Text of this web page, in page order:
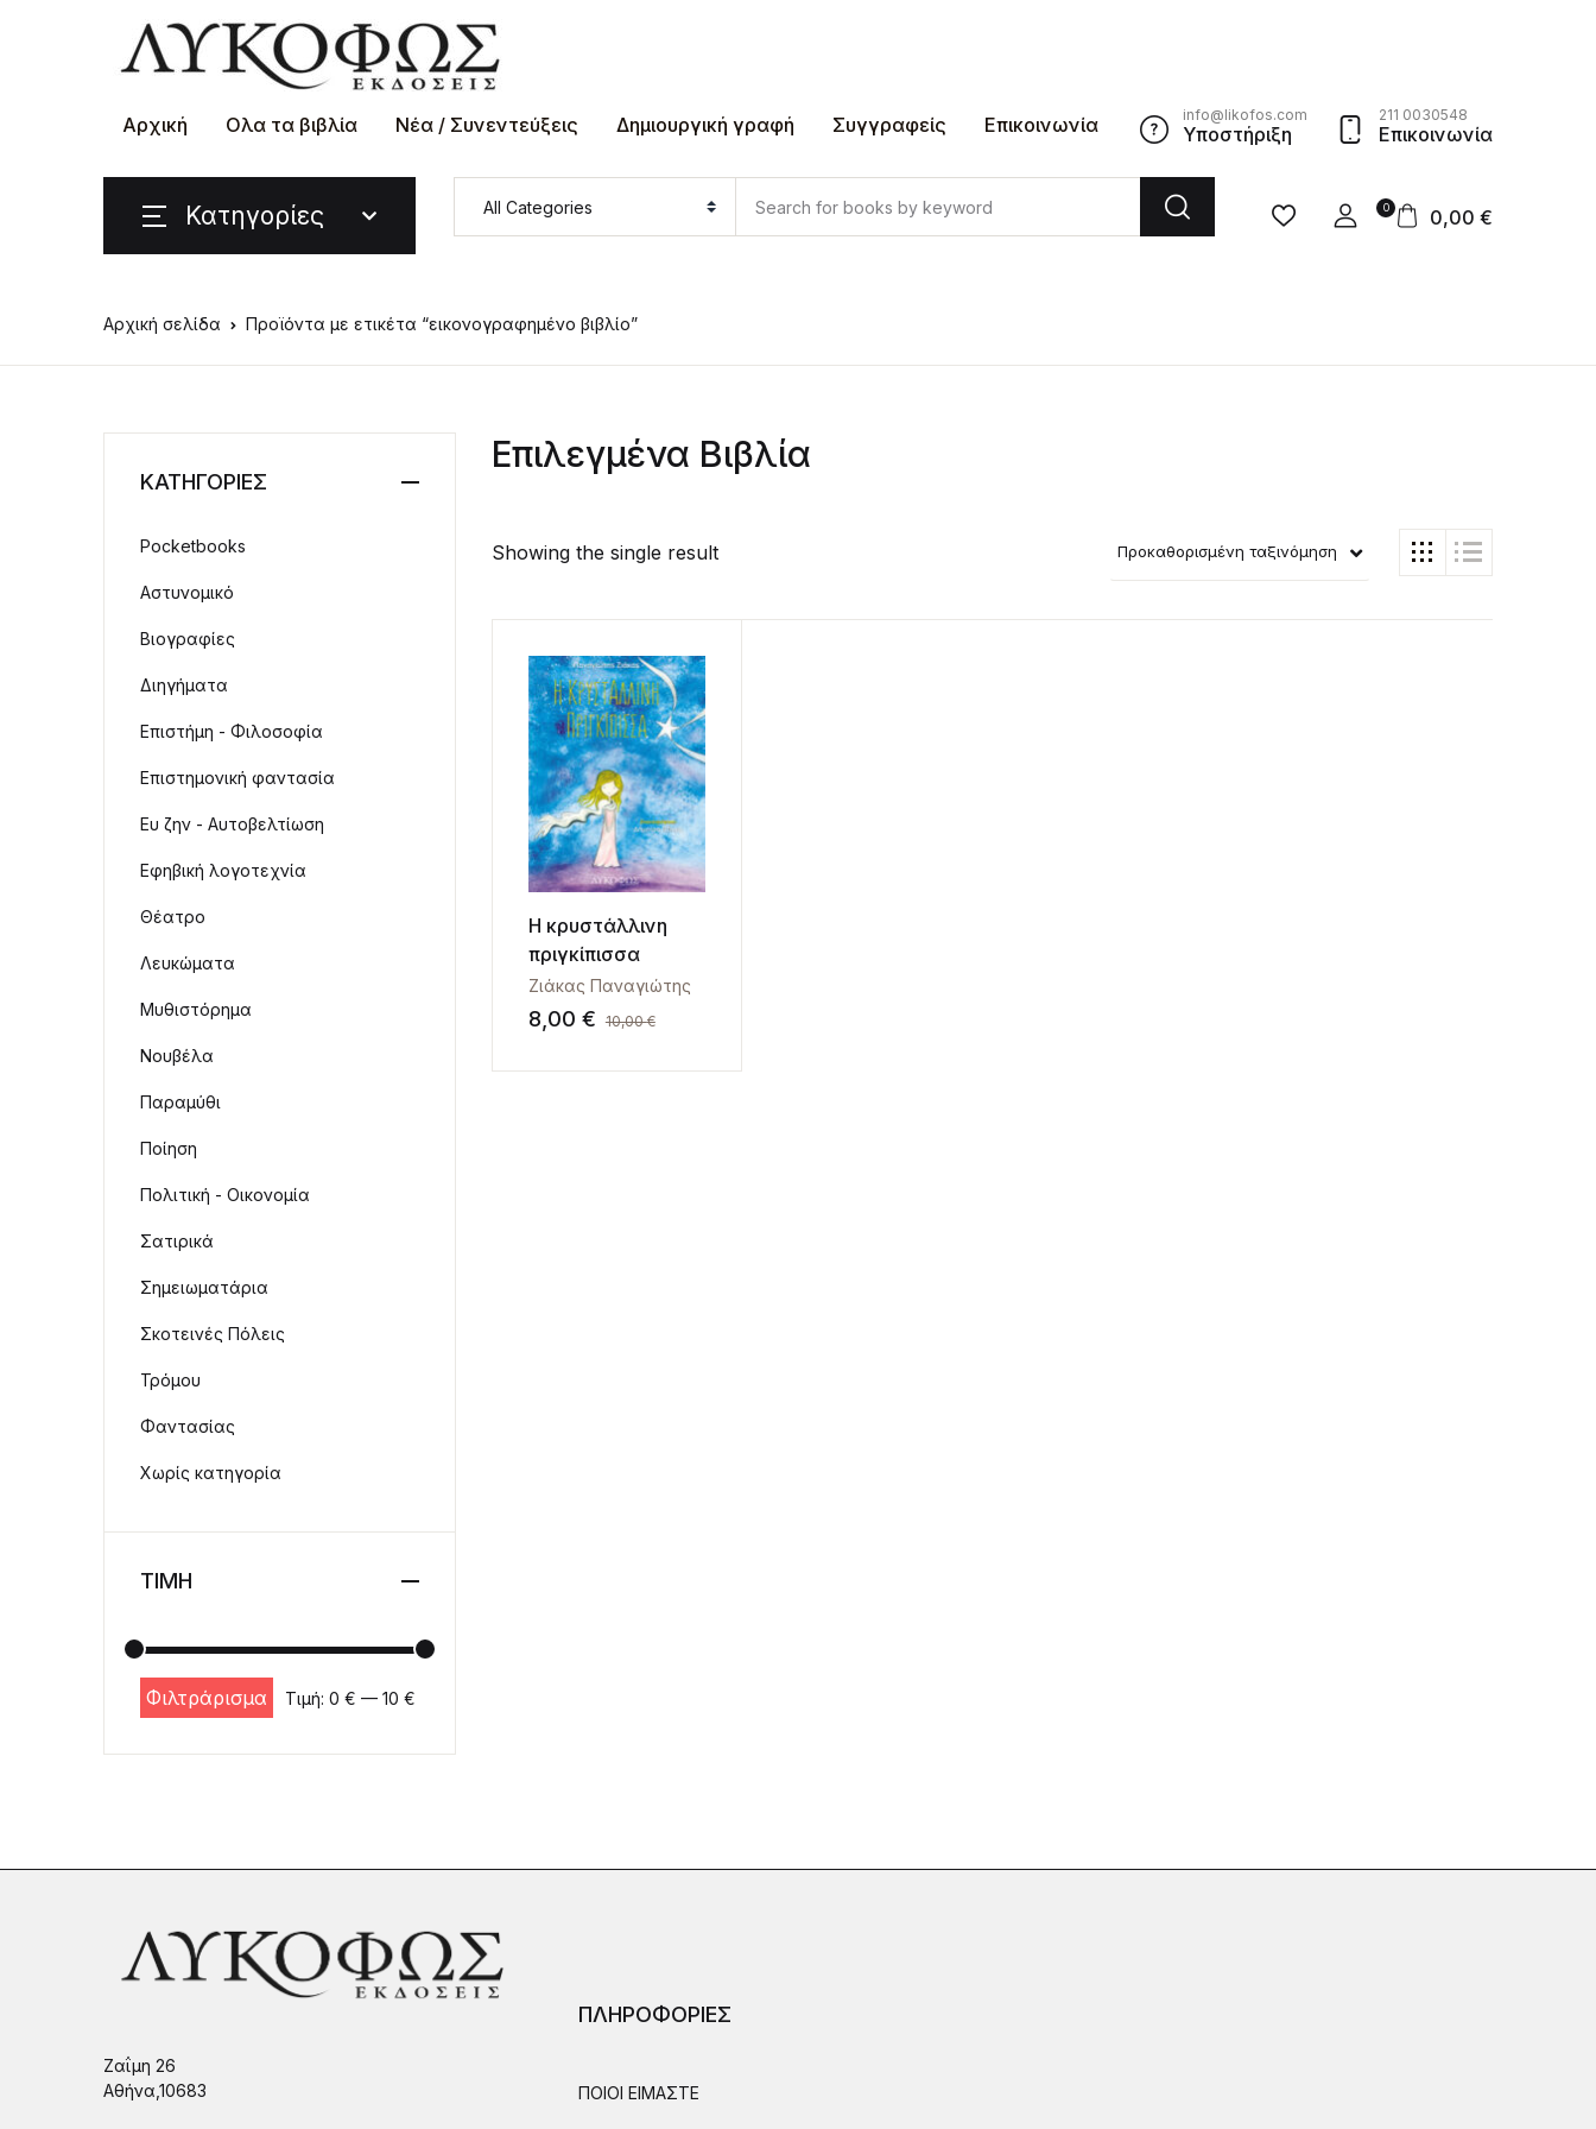
Αρχική Ολα τα βιβλία Νέα / Συνεντεύξεις Δημιουργική γραφή Συγγραφείς Επικοινωνία info@likofos.com
Υποστήριξη
211 0030548
Επικοινωνία
Κατηγορίες 0 0,00 €
Αρχική σελίδα Προϊόντα με ετικέτα “εικονογραφημένο βιβλίο”
Επιλεγμένα Βιβλία
Showing the single result Προκαθορισμένη ταξινόμηση
Η κρυστάλλινη
πριγκίπισσα
Ζιάκας Παναγιώτης
8,00 € 10,00€
ΚΑΤΗΓΟΡΙΕΣ
Pocketbooks
Αστυνομικό
Βιογραφίες
Διηγήματα
Επιστήμη - Φιλοσοφία
Επιστημονική φαντασία
Ευ ζην - Αυτοβελτίωση
Εφηβική λογοτεχνία
Θέατρο
Λευκώματα
Μυθιστόρημα
Νουβέλα
Παραμύθι
Ποίηση
Πολιτική - Οικονομία
Σατιρικά
Σημειωματάρια
Σκοτεινές Πόλεις
Τρόμου
Φαντασίας
Χωρίς κατηγορία
ΤΙΜΗ
Ελάχιστη τιμή
Μέγιστη τιμή
Φιλτράρισμα Τιμή: 0 € — 10 €
Ζαΐμη 26
Αθήνα,10683
ΠΛΗΡΟΦΟΡΙΕΣ
ΠΟΙΟΙ ΕΙΜΑΣΤΕ